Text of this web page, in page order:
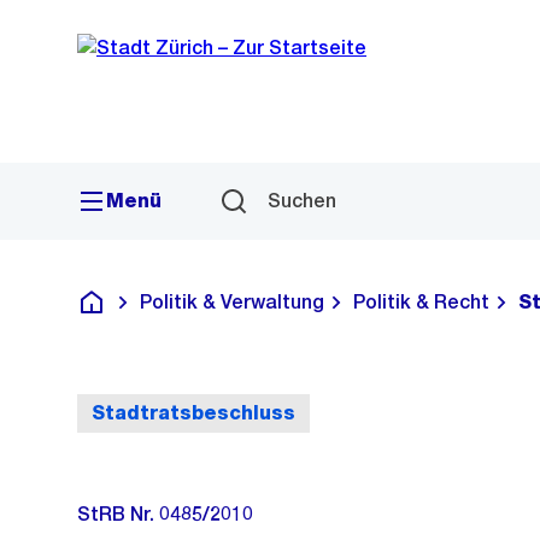
Navigation
Sprunglink
Menü Suchen
Deutsch
Politik & Verwaltung Politik & Recht
Stadtratsbeschluss
StRB Nr. 0485/2010